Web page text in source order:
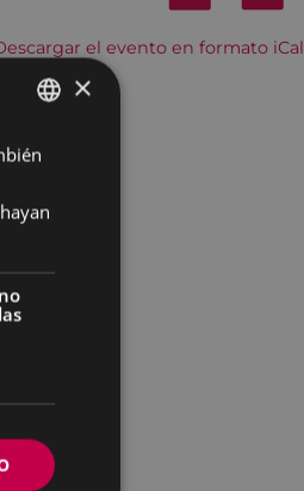
el evento en formato iCal
BASQUE
×